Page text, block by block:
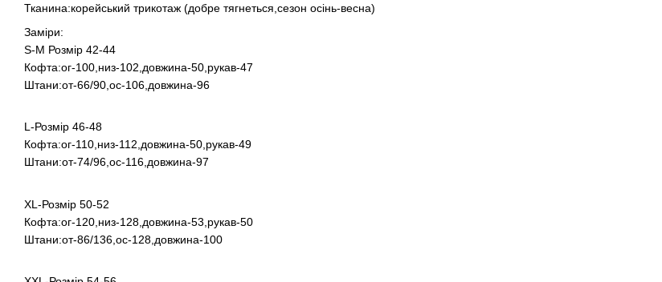
Тканина:корейський трикотаж (добре тягнеться,сезон осінь-весна)
Заміри:
S-M Розмір 42-44
Кофта:ог-100,низ-102,довжина-50,рукав-47
Штани:от-66/90,ос-106,довжина-96
L-Розмір 46-48
Кофта:ог-110,низ-112,довжина-50,рукав-49
Штани:от-74/96,ос-116,довжина-97
XL-Розмір 50-52
Кофта:ог-120,низ-128,довжина-53,рукав-50
Штани:от-86/136,ос-128,довжина-100